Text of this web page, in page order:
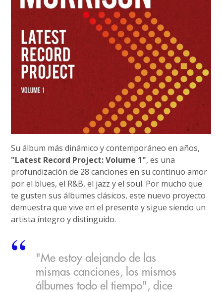
Su álbum más dinámico y contemporáneo en años,
"Latest Record Project: Volume 1", es una
profundización de 28 canciones en su continuo amor
por el blues, el R&B, el jazz y el soul. Por mucho que
te gusten sus álbumes clásicos, este nuevo proyecto
demuestra que vive en el presente y sigue siendo un
artista íntegro y distinguido.
"Me estoy alejando de las
mismas canciones, los mismos
álbumes todo el tiempo", dice